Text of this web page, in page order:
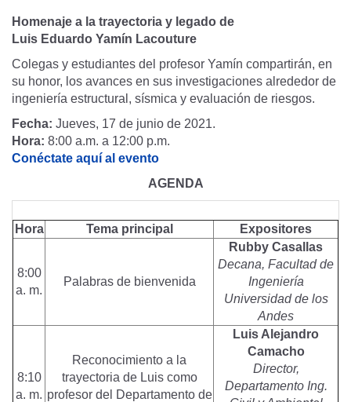
Homenaje a la trayectoria y legado de
Luis Eduardo Yamín Lacouture
Colegas y estudiantes del profesor Yamín compartirán, en
su honor, los avances en sus investigaciones alrededor de
ingeniería estructural, sísmica y evaluación de riesgos.
Fecha: Jueves, 17 de junio de 2021.
Hora: 8:00 a.m. a 12:00 p.m.
Conéctate aquí al evento
AGENDA
Hora Tema principal Expositores
8:00
a. m.
Palabras de bienvenida
Rubby Casallas
Decana, Facultad de
Ingeniería
Universidad de los
Andes
8:10
a. m.
Reconocimiento a la
trayectoria de Luis como
profesor del Departamento de
Luis Alejandro
Camacho
Director,
Departamento Ing.